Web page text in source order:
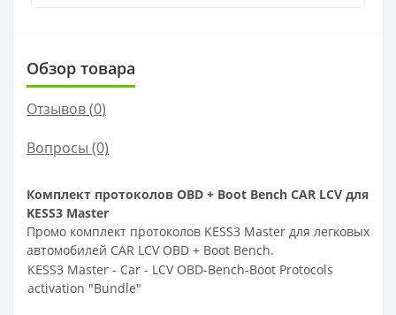
Обзор товара
Отзывов (0)
Вопросы (0)
Комплект протоколов OBD + Boot Bench CAR LCV для
KESS3 Master
Промо комплект протоколов KESS3 Master для легковых
автомобилей CAR LCV OBD + Boot Bench.
KESS3 Master - Car - LCV OBD-Bench-Boot Protocols
activation "Bundle"